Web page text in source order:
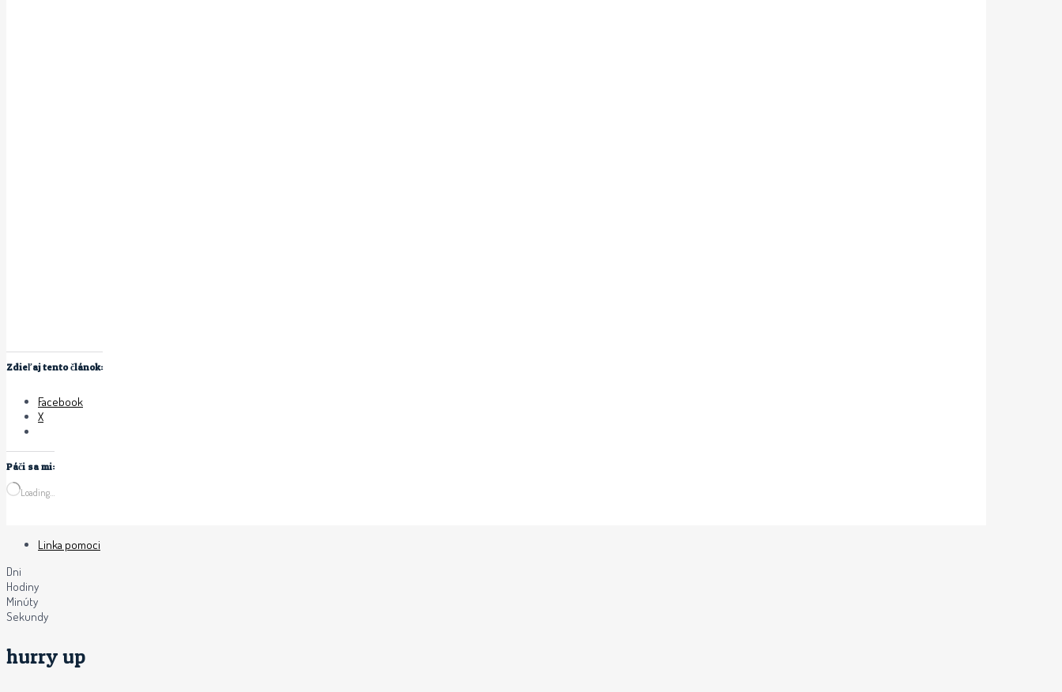
Zdieľaj tento článok:
Facebook
X
Páči sa mi:
Loading…
Linka pomoci
Dni
Hodiny
Minúty
Sekundy
hurry up